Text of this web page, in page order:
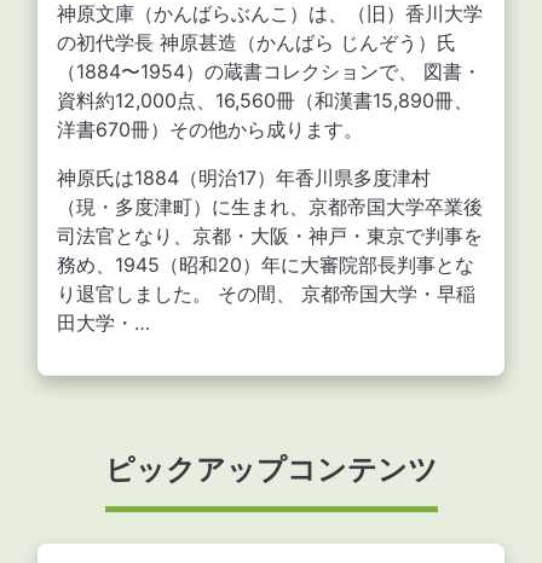
神原文庫（かんばらぶんこ）は、（旧）香川大学
の初代学長 神原甚造（かんばら じんぞう）氏
（1884〜1954）の蔵書コレクションで、 図書・
資料約12,000点、16,560冊（和漢書15,890冊、
洋書670冊）その他から成ります。
神原氏は1884（明治17）年香川県多度津村
（現・多度津町）に生まれ、京都帝国大学卒業後
司法官となり、京都・大阪・神戸・東京で判事を
務め、1945（昭和20）年に大審院部長判事とな
り退官しました。 その間、 京都帝国大学・早稲
田大学・…
ピックアップコンテンツ